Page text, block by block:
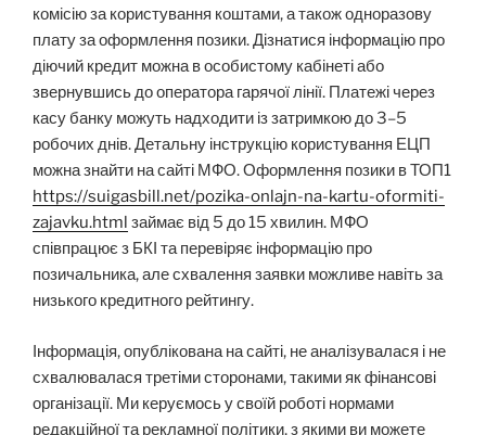
комісію за користування коштами, а також одноразову
плату за оформлення позики. Дізнатися інформацію про
діючий кредит можна в особистому кабінеті або
звернувшись до оператора гарячої лінії. Платежі через
касу банку можуть надходити із затримкою до 3–5
робочих днів. Детальну інструкцію користування ЕЦП
можна знайти на сайті МФО. Оформлення позики в ТОП1
https://suigasbill.net/pozika-onlajn-na-kartu-oformiti-
zajavku.html займає від 5 до 15 хвилин. МФО
співпрацює з БКІ та перевіряє інформацію про
позичальника, але схвалення заявки можливе навіть за
низького кредитного рейтингу.
Інформація, опублікована на сайті, не аналізувалася і не
схвалювалася третіми сторонами, такими як фінансові
організації. Ми керуємось у своїй роботі нормами
редакційної та рекламної політики, з якими ви можете